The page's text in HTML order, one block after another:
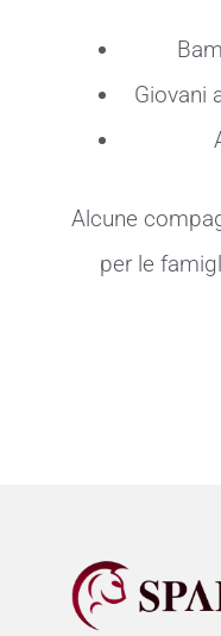
Giovani
Alcune
per le